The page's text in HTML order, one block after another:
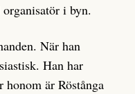
i byn.
När han
Han har
är Röstånga